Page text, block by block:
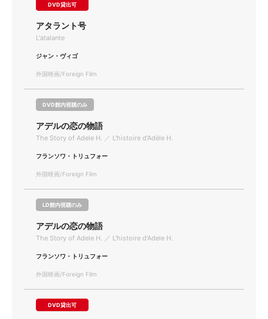
DVD貸出可
アタラント号
L'atalante
ジャン・ヴィゴ
外国映画/Foreign Film
DVD館内視聴のみ
アデルの恋の物語
The Story of Adele H. ／ L'histoire d'Adèle H.
フランソワ・トリュフォー
外国映画/Foreign Film
LD館内視聴のみ
アデルの恋の物語
The Story of Adele H. ／ L'histoire d'Adele H.
フランソワ・トリュフォー
外国映画/Foreign Film
DVD貸出可